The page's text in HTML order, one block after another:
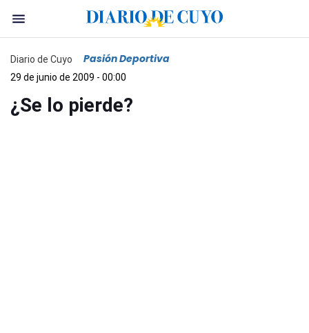
Diario de Cuyo Pasión Deportiva
29 de junio de 2009 - 00:00
¿Se lo pierde?